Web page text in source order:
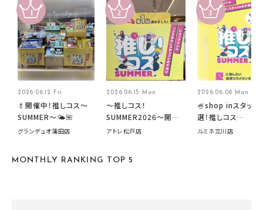
2026.06.12 Fri
💄開催中！推しコス〜
SUMMER〜🌤️🌺
グランデュオ蒲田店
2026.06.15 Mon
～推しコス！
SUMMER2026～開催
中です！
アトレ松戸店
2026.06.08 Mon
🍧shop inスタッフ
選！推しコス
summer2026開催
ルミネ立川店
MONTHLY RANKING TOP 5